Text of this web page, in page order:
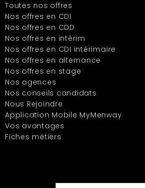
Toutes nos offres
Nos offres en CDI
Nos offres en CDD
Nos offres en intérim
Nos offres en CDI intérimaire
Nos offres en alternance
Nos offres en stage
Nos agences
Nos conseils candidats
Nous Rejoindre
Application Mobile MyMenway
Vos avantages
Fiches métiers